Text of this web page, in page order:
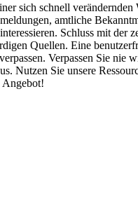
sich schnell verändernden
amtliche
Schluss mit der
Quellen. Eine
Verpassen Sie
Nutzen Sie unsere
Angebot!